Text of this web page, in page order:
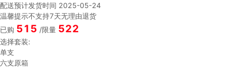
配送预计发货时间 2025-05-24
温馨提示不支持7天无理由退货
已购 515 /限量 522
选择套装:
单支
六支原箱